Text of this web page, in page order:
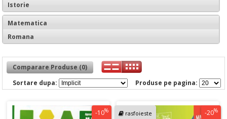
Istorie
Matematica
Romana
Comparare Produse (0)
Produse pe pagina:
Sortare dupa:
-10% rasfoieste -20%